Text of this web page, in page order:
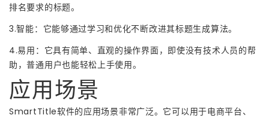
排名要求的标题。
3.智能：它能够通过学习和优化不断改进其标题生成算法。
4.易用：它具有简单、直观的操作界面，即使没有技术人员的帮
助，普通用户也能轻松上手使用。
应用场景
SmartTitle软件的应用场景非常广泛。它可以用于电商平台、